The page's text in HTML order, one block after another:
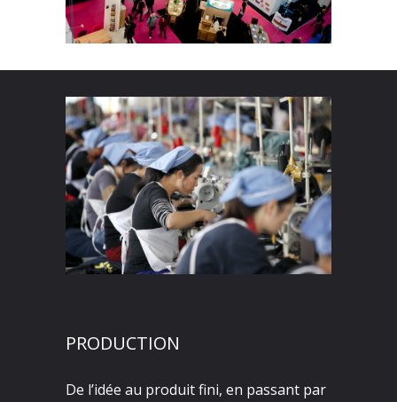
PRODUCTION
De l’idée au produit fini, en passant par